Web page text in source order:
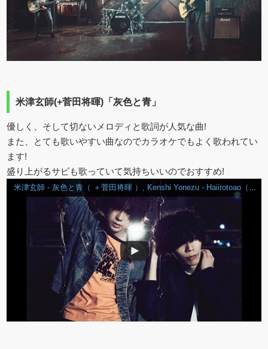
米津玄師(+菅田将暉)「灰色と青」
優しく、そして切ないメロディと歌詞が人気な曲!
また、とても歌いやすい曲なのでカラオケでもよく歌われてい
ます!
盛り上がるサビも歌っていて気持ちいいのでおすすめ!
米津玄師 - 灰色と青（ ＋菅田将暉 ）, Kenshi Yonezu - Haiirotoao（+Masaki Suda)